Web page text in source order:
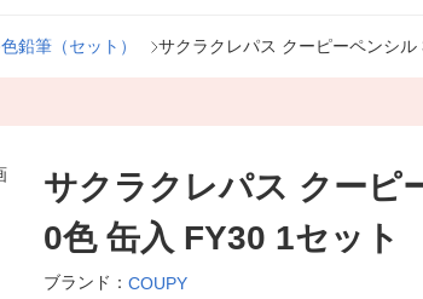
色鉛筆（セット） サクラクレパス クーピーペンシ
サクラクレパス クーピ
0色 缶入 FY30 1セット
ブランド： COUPY